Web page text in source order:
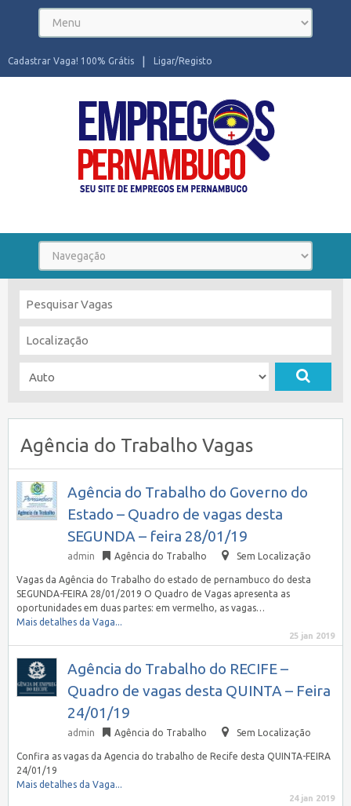
Ligar/Registo
Cadastrar Vaga! 100% Grátis
Agência do Trabalho Vagas
Agência do Trabalho do Governo do
Estado – Quadro de vagas desta
SEGUNDA – feira 28/01/19
admin Agência do Trabalho Sem Localização
Vagas da Agência do Trabalho do estado de pernambuco do desta
SEGUNDA-FEIRA 28/01/2019 O Quadro de Vagas apresenta as
oportunidades em duas partes: em vermelho, as vagas…
Mais detalhes da Vaga...
25 jan 2019
Agência do Trabalho do RECIFE –
Quadro de vagas desta QUINTA – Feira
24/01/19
admin Agência do Trabalho Sem Localização
Confira as vagas da Agencia do trabalho de Recife desta QUINTA-FEIRA
24/01/19
Mais detalhes da Vaga...
24 jan 2019